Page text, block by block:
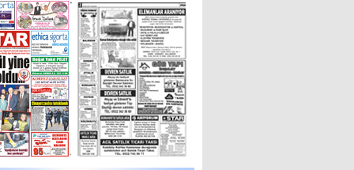
Anlıyoruz?
18/03/2024
Aleyna Gürsoy
“GELİŞ VE GİDİŞLERİN
ARASINDA...”
07/04/2026
Fatma Zehra Köseley
MUSTAFA KEMALİN